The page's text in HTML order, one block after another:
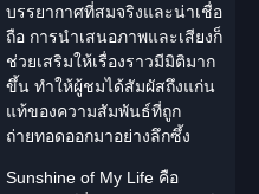
บรรยากาศที่สมจริงและน่าเชื่อ
ถือ การนำเสนอภาพและเสียงก็
ช่วยเสริมให้เรื่องราวมีมิติมาก
ขึ้น ทำให้ผู้ชมได้สัมผัสถึงแก่น
แท้ของความสัมพันธ์ที่ถูก
ถ่ายทอดออกมาอย่างลึกซึ้ง
Sunshine of My Life คือ